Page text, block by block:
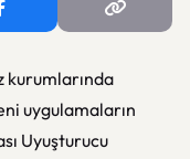
kurumlarında
uygulamaların
Uyuşturucu